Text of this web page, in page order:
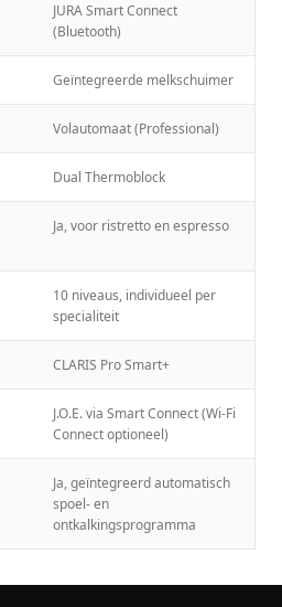
JURA Smart Connect
(Bluetooth)
Geïntegreerde melkschuimer
Volautomaat (Professional)
Dual Thermoblock
Ja, voor ristretto en espresso
10 niveaus, individueel per
specialiteit
CLARIS Pro Smart+
J.O.E. via Smart Connect (Wi-Fi
Connect optioneel)
Ja, geïntegreerd automatisch
spoel- en
ontkalkingsprogramma